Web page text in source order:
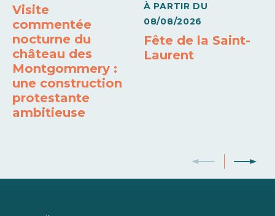
Visite
commentée
nocturne du
château des
Montgommery :
une construction
protestante
ambitieuse
À PARTIR DU
08/08/2026
Fête de la Saint-
Laurent